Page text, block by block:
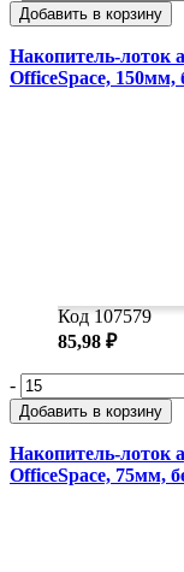
Добавить в корзину
Накопитель-лоток
OfficeSpace, 150мм,
Код 107579
85,98 ₽
-
Добавить в корзину
Накопитель-лоток
OfficeSpace, 75мм,